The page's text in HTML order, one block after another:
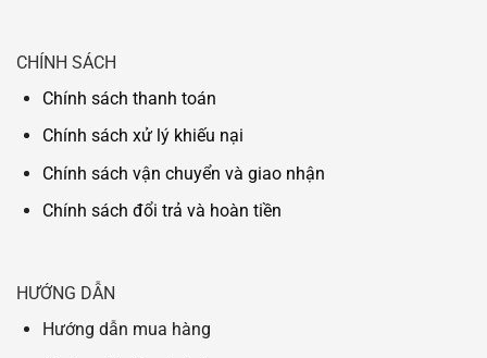
CHÍNH SÁCH
Chính sách thanh toán
Chính sách xử lý khiếu nại
Chính sách vận chuyển và giao nhận
Chính sách đổi trả và hoàn tiền
HƯỚNG DẪN
Hướng dẫn mua hàng